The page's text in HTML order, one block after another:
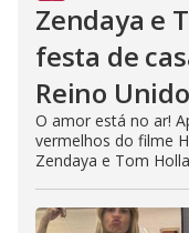
Zendaya e
festa de
Reino
O amor está no ar!
vermelhos do filme
Zendaya e Tom